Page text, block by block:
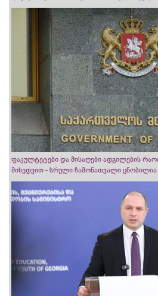
ფაკულტეტები და მისაღები ადგილების
მიხედვით - სრული ჩამონათვალი ცნობილია